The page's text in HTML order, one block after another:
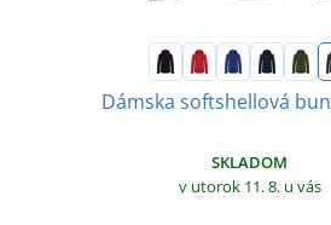
Dámska softshellová
SKLADOM
v utorok 11. 8. u vás